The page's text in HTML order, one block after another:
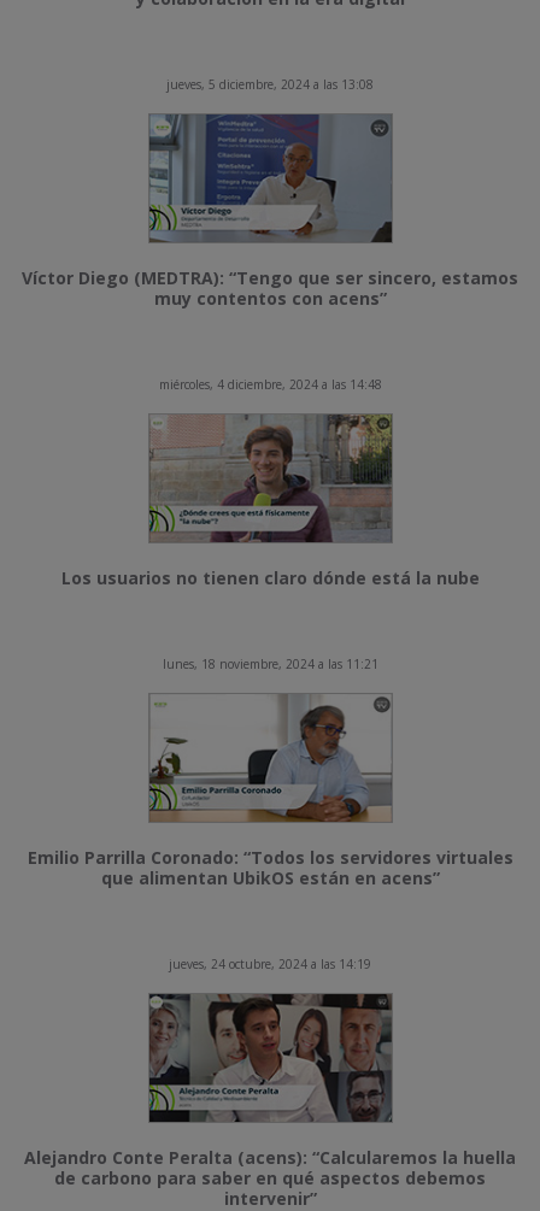
jueves, 5 diciembre, 2024 a las 13:08
Víctor Diego (MEDTRA): “Tengo que ser sincero, estamos
muy contentos con acens”
miércoles, 4 diciembre, 2024 a las 14:48
Los usuarios no tienen claro dónde está la nube
lunes, 18 noviembre, 2024 a las 11:21
Emilio Parrilla Coronado: “Todos los servidores virtuales
que alimentan UbikOS están en acens”
jueves, 24 octubre, 2024 a las 14:19
Alejandro Conte Peralta (acens): “Calcularemos la huella
de carbono para saber en qué aspectos debemos
intervenir”